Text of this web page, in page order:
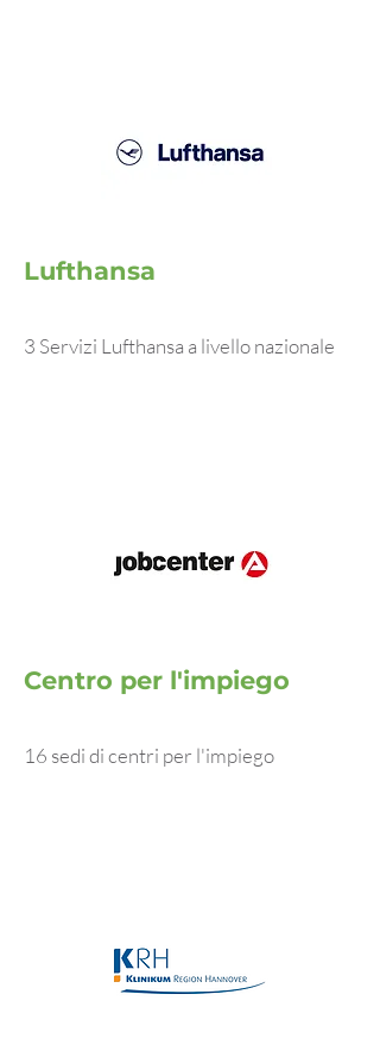
Lufthansa
3 Servizi Lufthansa a livello nazionale
Centro per l'impiego
16 sedi di centri per l'impiego